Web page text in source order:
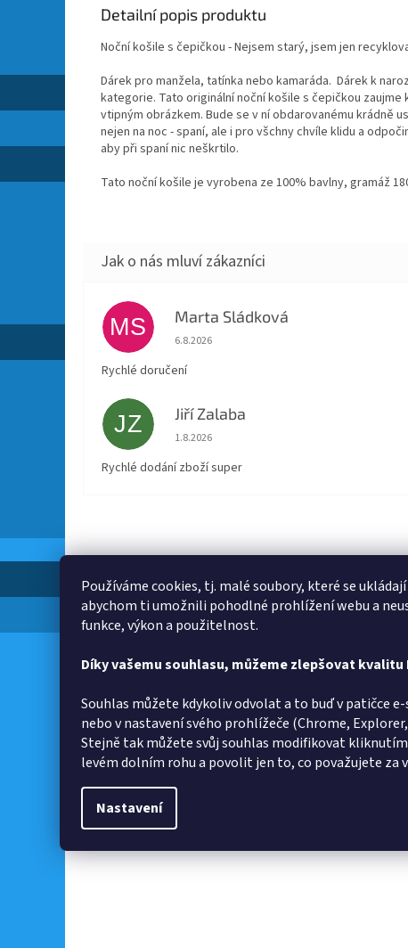
Používáme cookies, tj. malé soubory, které se
abychom ti umožnili pohodlné prohlížení webu a
funkce, výkon a použitelnost.
Díky vašemu souhlasu, můžeme zlepšovat kvalitu
Souhlas můžete kdykoliv odvolat a to buď v patičce
nebo v nastavení svého prohlížeče (Chrome,
Stejně tak můžete svůj souhlas modifikovat
levém dolním rohu a povolit jen to, co považujete za
Nastavení
Detailní popis produktu
Noční košile s čepičkou - Nejsem starý, jsem jen
Dárek pro manžela, tatínka nebo kamaráda. Dárek k
kategorie. Tato originální noční košile s čepičkou zaujme
vtipným obrázkem. Bude se v ní obdarovanému krádně
nejen na noc - spaní, ale i pro všchny chvíle klidu a
aby při spaní nic neškrtilo.
Tato noční košile je vyrobena ze 100% bavlny, gramáž
MS Marta Sládková
Hodnocení obchodu je 5 z 5 hvězdiček.
6.8.2026
Rychlé doručení
JZ Jiří Zalaba
Hodnocení obchodu je 5 z 5 hvězdiček.
1.8.2026
Rychlé dodání zboží super